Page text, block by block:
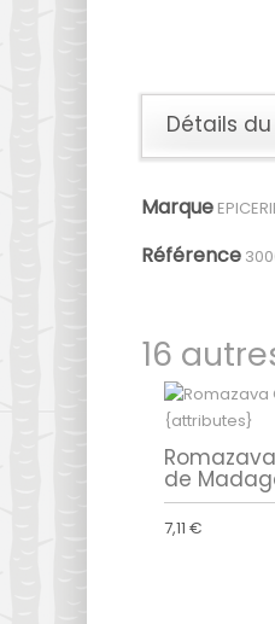
Détails
Marque
Référence
16
de
7,11 €